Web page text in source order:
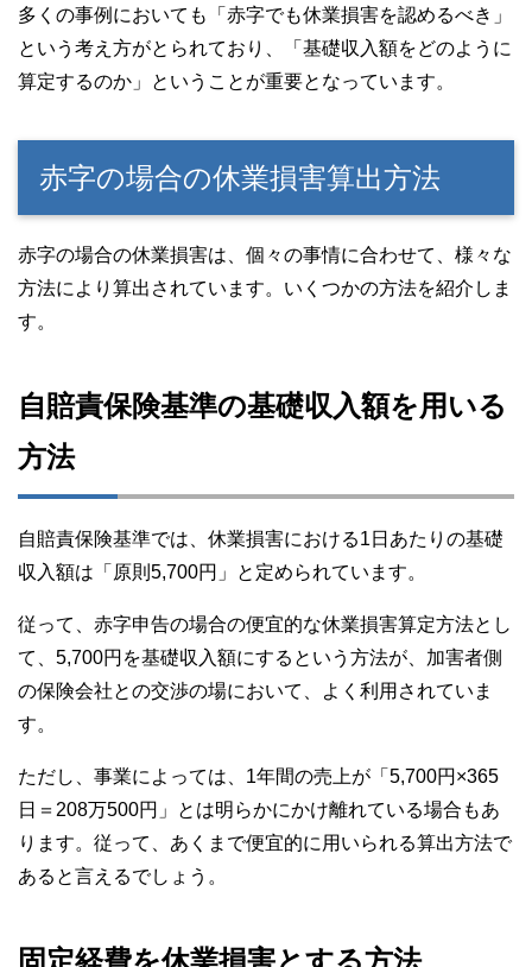
多くの事例においても「赤字でも休業損害を認めるべき」
という考え方がとられており、「基礎収入額をどのように
算定するのか」ということが重要となっています。
赤字の場合の休業損害算出方法
赤字の場合の休業損害は、個々の事情に合わせて、様々な
方法により算出されています。いくつかの方法を紹介しま
す。
自賠責保険基準の基礎収入額を用いる
方法
自賠責保険基準では、休業損害における1日あたりの基礎
収入額は「原則5,700円」と定められています。
従って、赤字申告の場合の便宜的な休業損害算定方法とし
て、5,700円を基礎収入額にするという方法が、加害者側
の保険会社との交渉の場において、よく利用されていま
す。
ただし、事業によっては、1年間の売上が「5,700円×365
日＝208万500円」とは明らかにかけ離れている場合もあ
ります。従って、あくまで便宜的に用いられる算出方法で
あると言えるでしょう。
固定経費を休業損害とする方法